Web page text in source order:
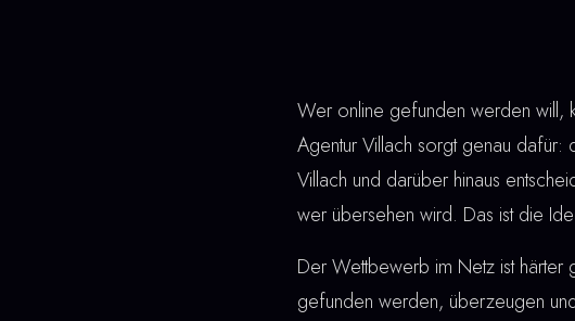
Wer online gefunden werden will,
Agentur Villach sorgt genau dafür:
Villach und darüber hinaus
wer übersehen wird. Das ist die
Der Wettbewerb im Netz ist härter
gefunden werden, überzeugen